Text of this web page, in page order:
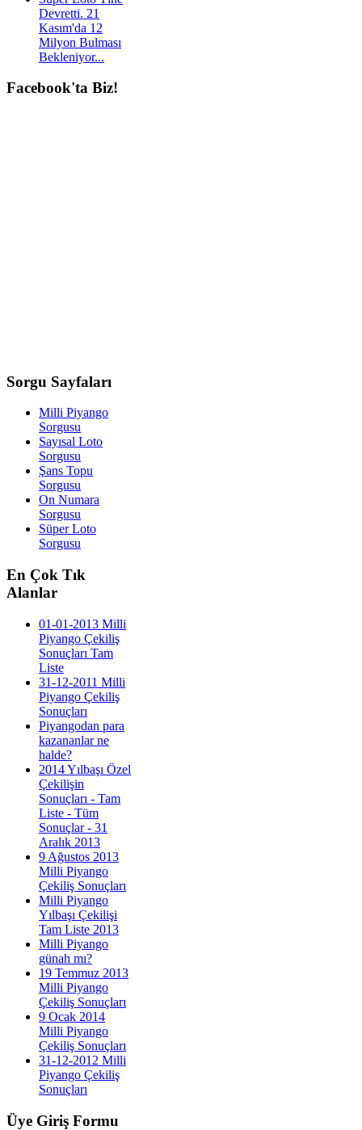
Devretti. 21
Kasım'da 12
Milyon Bulması
Bekleniyor...
Facebook'ta Biz!
Sorgu Sayfaları
Milli Piyango
Sorgusu
Sayısal Loto
Sorgusu
Şans Topu
Sorgusu
On Numara
Sorgusu
Süper Loto
Sorgusu
En Çok Tık
Alanlar
01-01-2013 Milli
Piyango Çekiliş
Sonuçları Tam
Liste
31-12-2011 Milli
Piyango Çekiliş
Sonuçları
Piyangodan para
kazananlar ne
halde?
2014 Yılbaşı Özel
Çekilişin
Sonuçları - Tam
Liste - Tüm
Sonuçlar - 31
Aralık 2013
9 Ağustos 2013
Milli Piyango
Çekiliş Sonuçları
Milli Piyango
Yılbaşı Çekilişi
Tam Liste 2013
Milli Piyango
günah mı?
19 Temmuz 2013
Milli Piyango
Çekiliş Sonuçları
9 Ocak 2014
Milli Piyango
Çekiliş Sonuçları
31-12-2012 Milli
Piyango Çekiliş
Sonuçları
Üye Giriş Formu